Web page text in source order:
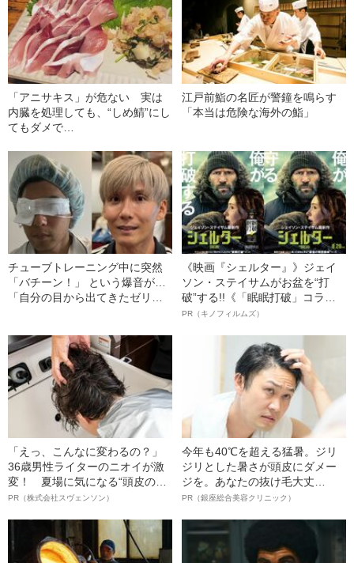
「アニサキス」が危ない 実は
内臓を処理しても、“しめ鯖”にし
てもダメで…
江戸前鮨の名匠が警鐘を鳴らす
「本当は危険な海外の鮨」
チューブトレーニング中に突然
「バチーン！」 という爆音が…
「自分の目から出てきたゼリー
レーした“サッカー選手”が視覚障
害を負った“恐怖の瞬間”を明かす
《映画『シェルター』》ジェイ
ソン・ステイサムがお盆を“打
破”する!!《「眠眠打破」コラ
ボ》
PR（キノフィルムズ）
「えっ、こんなに変わるの？」
36歳男性ライターのニオイが激
変！ 夏場に気になる“頭皮のニ
オイ”や“ベタつき”を解消す
ト”が生み出した徹底ケアとは
PR（株式会社スヴェンソン）
今年も40℃を超える猛暑。ジリ
ジリとした暑さが頭皮にダメー
ジを。あなたの抜け毛大丈
夫！？
PR（銀座総合美容クリニック）